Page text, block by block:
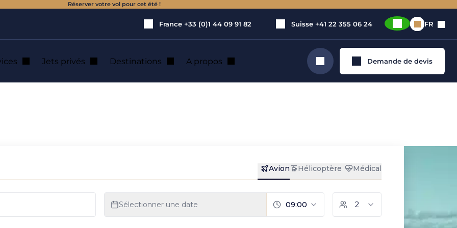
Réserver votre vol pour cet été !
France +33 (0)1 44 09 91 82 Suisse +41 22 355 06 24 FR
Jets privés Destinations A propos Rechercher Demande de devis